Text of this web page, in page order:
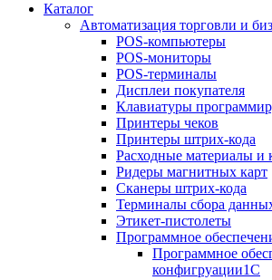
Каталог
Автоматизация торговли и
POS-компьютеры
POS-мониторы
POS-терминалы
Дисплеи покупателя
Клавиатуры
Принтеры чеков
Принтеры штрих-кода
Расходные материалы
Ридеры магнитных карт
Сканеры штрих-кода
Терминалы сбора
Этикет-пистолеты
Программное
Программное
конфигруации1С